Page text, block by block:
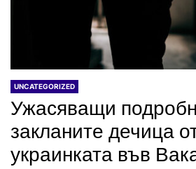
UNCATEGORIZED
Ужасяващи
закланите дечица
украинката във